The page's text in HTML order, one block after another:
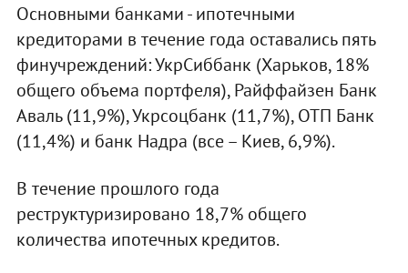
Основными банками - ипотечными
кредиторами в течение года оставались пять
финучреждений: УкрСиббанк (Харьков, 18%
общего объема портфеля), Райффайзен Банк
Аваль (11,9%), Укрсоцбанк (11,7%), ОТП Банк
(11,4%) и банк Надра (все – Киев, 6,9%).
В течение прошлого года
реструктуризировано 18,7% общего
количества ипотечных кредитов.